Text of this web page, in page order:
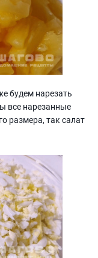
будем нарезать
все нарезанные
размера, так салат